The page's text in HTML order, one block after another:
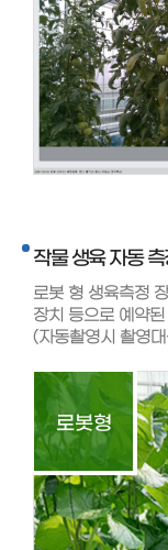
작물 생육 자동
로봇 형 생육측정
장치 등으로 예약
(자동촬영시 촬영
로봇형